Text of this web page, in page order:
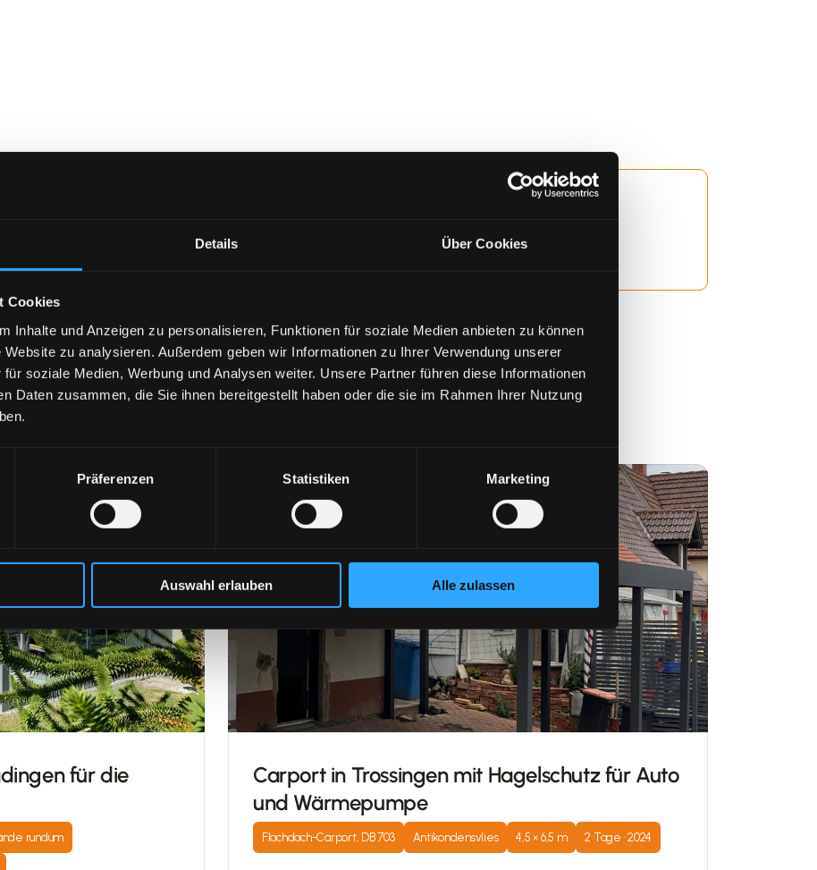
Details Über Cookies
Cookies
Inhalte und Anzeigen zu personalisieren, Funktionen für soziale Medien anbieten zu können
zu analysieren. Außerdem geben wir Informationen zu Ihrer Verwendung unserer
soziale Medien, Werbung und Analysen weiter. Unsere Partner führen diese Informationen
Daten zusammen, die Sie ihnen bereitgestellt haben oder die sie im Rahmen Ihrer Nutzung
Präferenzen Statistiken Marketing
Auswahl erlauben Alle zulassen
Aufmaß
der Region
für die
rundum
Carport in Trossingen mit Hagelschutz für Auto
und Wärmepumpe
Flachdach-Carport, DB 703 Antikondensvlies 4,5 × 6,5 m 2 Tage · 2024